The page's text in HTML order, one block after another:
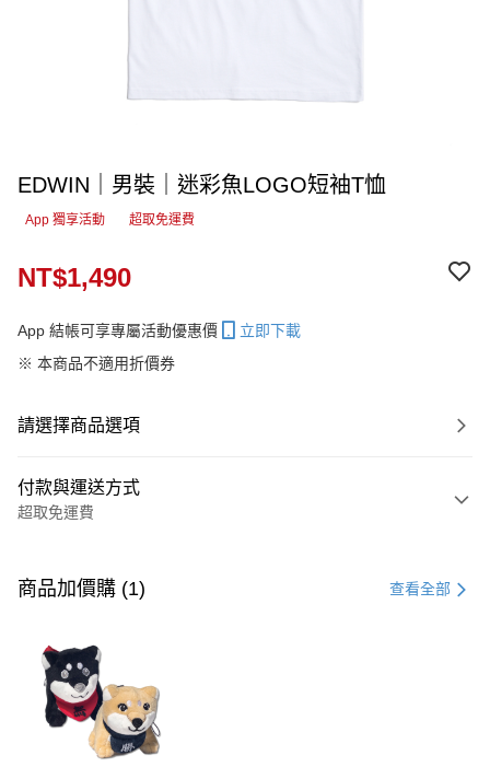
EDWIN｜男裝｜迷彩魚LOGO短袖T恤
App 獨享活動 超取免運費
NT$1,490
App 結帳可享專屬活動優惠價
立即下載
※ 本商品不適用折價券
請選擇商品選項
付款與運送方式
超取免運費
信用卡一次付款
LINE Pay
AFTEE先享後付
【關於「AFTEE先享後付」】
商品加價購 (1) 查看全部